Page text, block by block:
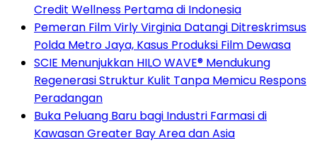
Credit Wellness Pertama di Indonesia
Pemeran Film Virly Virginia Datangi Ditreskrimsus
Polda Metro Jaya, Kasus Produksi Film Dewasa
SCIE Menunjukkan HILO WAVE® Mendukung
Regenerasi Struktur Kulit Tanpa Memicu Respons
Peradangan
Buka Peluang Baru bagi Industri Farmasi di
Kawasan Greater Bay Area dan Asia